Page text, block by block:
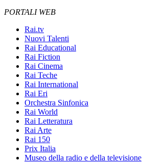
PORTALI WEB
Rai.tv
Nuovi Talenti
Rai Educational
Rai Fiction
Rai Cinema
Rai Teche
Rai International
Rai Eri
Orchestra Sinfonica
Rai World
Rai Letteratura
Rai Arte
Rai 150
Prix Italia
Museo della radio e della televisione